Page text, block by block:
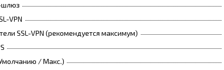
шлюз
VPN
SSL-VPN (рекомендуется максимум)
/ Макс.)